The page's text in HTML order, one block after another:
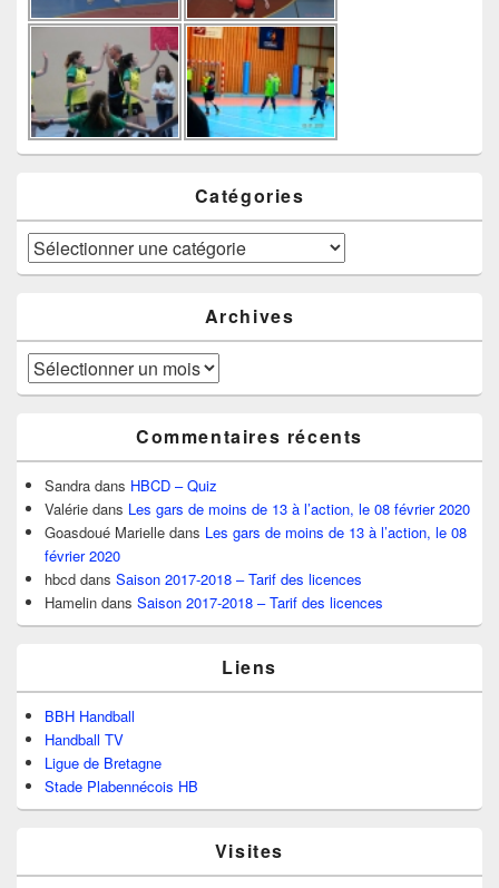
Catégories
Catégories
Archives
Archives
Commentaires récents
Sandra dans HBCD – Quiz
Valérie dans Les gars de moins de 13 à l’action, le 08 février 2020
Goasdoué Marielle dans Les gars de moins de 13 à l’action, le 08
février 2020
hbcd dans Saison 2017-2018 – Tarif des licences
Hamelin dans Saison 2017-2018 – Tarif des licences
Liens
BBH Handball
Handball TV
Ligue de Bretagne
Stade Plabennécois HB
Visites